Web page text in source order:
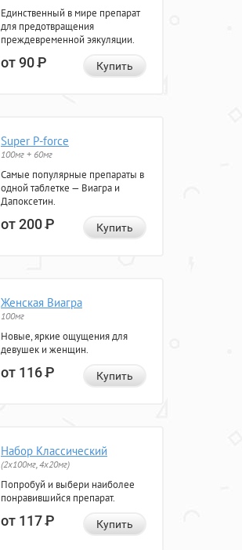
Единственный в мире препарат
для предотвращения
преждевременной эякуляции.
от 90Р Купить
Super P-force
100мг + 60мг
Самые популярные препараты в
одной таблетке — Виагра и
Дапоксетин.
от 200Р Купить
Женская Виагра
100мг
Новые, яркие ощущения для
девушек и женщин.
от 116Р Купить
Набор Классический
(2x100мг, 4x20мг)
Попробуй и выбери наиболее
понравившийся препарат.
от 117Р Купить